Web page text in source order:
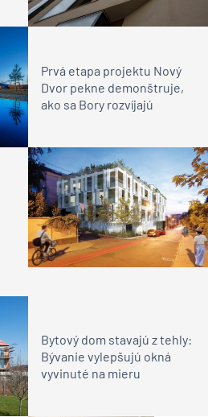
Prvá etapa projektu Nový
Dvor pekne demonštruje,
ako sa Bory rozvíjajú
Bytový dom stavajú z tehly:
Bývanie vylepšujú okná
vyvinuté na mieru